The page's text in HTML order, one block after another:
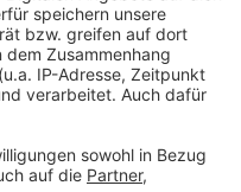
für 2025
& Updates: